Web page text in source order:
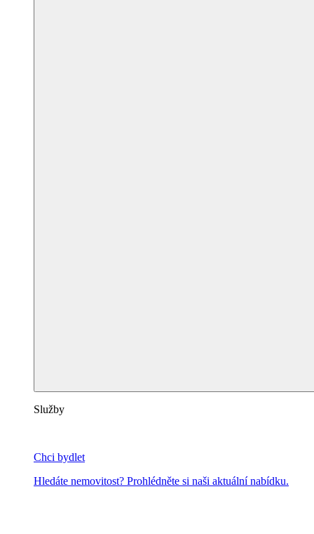
Služby
Chci bydlet
Hledáte nemovitost? Prohlédněte si naši aktuální nabídku.